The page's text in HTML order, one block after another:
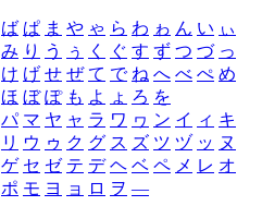
ば ぱ ま や ゃ ら わ ゎ ん い ぃ
み り う ぅ く ぐ す ず つ づ っ
け げ せ ぜ て で ね へ べ ぺ め
ほ ぼ ぽ も よ ょ ろ を
パ マ ヤ ャ ラ ワ ヮ ン イ ィ キ
リ ウ ゥ ク グ ス ズ ツ ヅ ッ ヌ
ゲ セ ゼ テ デ ヘ ベ ペ メ レ オ
ポ モ ヨ ョ ロ ヲ ―